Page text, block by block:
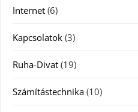
Internet (6)
Kapcsolatok (3)
Ruha-Divat (19)
Számítástechnika (10)